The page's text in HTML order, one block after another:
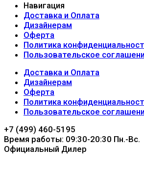
Навигация
Доставка и Оплата
Дизайнерам
Оферта
Политика
Пользовательское
Доставка и Оплата
Дизайнерам
Оферта
Политика
Пользовательское
+7 (499) 460-5195
Время работы: 09:30-20:30 Пн.-Вc.
Официальный Дилер